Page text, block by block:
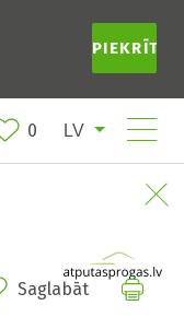
PIEKRĪTU
0
Saglabāt